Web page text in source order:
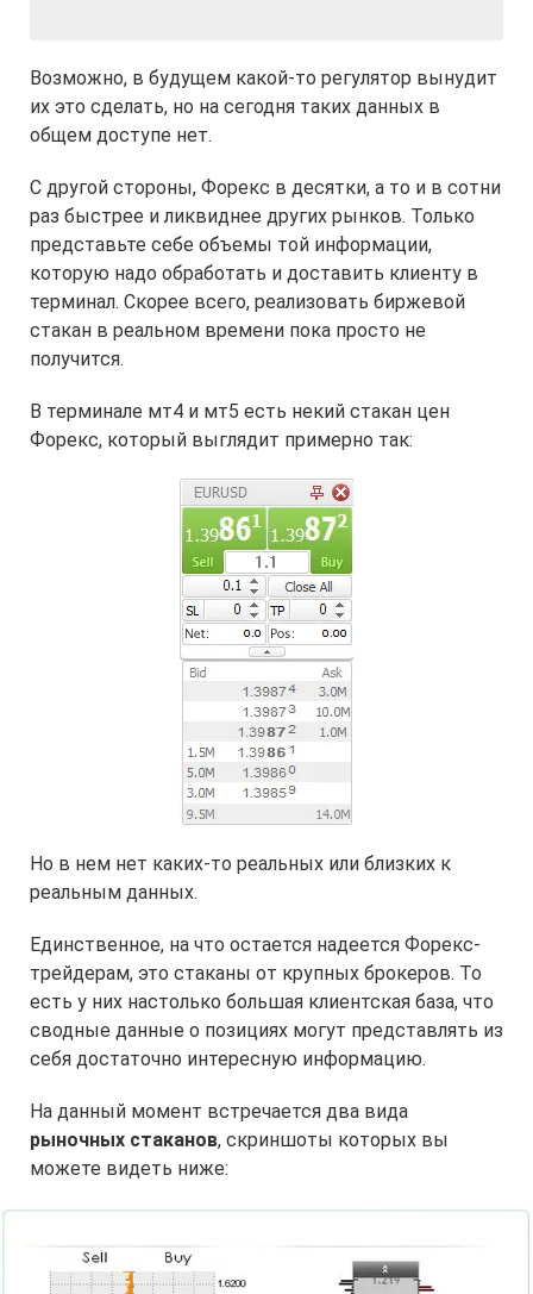
Возможно, в будущем какой-то регулятор вынудит
их это сделать, но на сегодня таких данных в
общем доступе нет.
С другой стороны, Форекс в десятки, а то и в сотни
раз быстрее и ликвиднее других рынков. Только
представьте себе объемы той информации,
которую надо обработать и доставить клиенту в
терминал. Скорее всего, реализовать биржевой
стакан в реальном времени пока просто не
получится.
В терминале мт4 и мт5 есть некий стакан цен
Форекс, который выглядит примерно так:
Но в нем нет каких-то реальных или близких к
реальным данных.
Единственное, на что остается надеется Форекс-
трейдерам, это стаканы от крупных брокеров. То
есть у них настолько большая клиентская база, что
сводные данные о позициях могут представлять из
себя достаточно интересную информацию.
На данный момент встречается два вида
рыночных стаканов, скриншоты которых вы
можете видеть ниже: